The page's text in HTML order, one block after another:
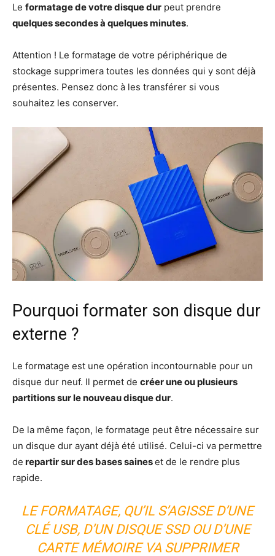
Le formatage de votre disque dur peut prendre
quelques secondes à quelques minutes.
Attention ! Le formatage de votre périphérique de
stockage supprimera toutes les données qui y sont déjà
présentes. Pensez donc à les transférer si vous
souhaitez les conserver.
Pourquoi formater son disque dur
externe ?
Le formatage est une opération incontournable pour un
disque dur neuf. Il permet de créer une ou plusieurs
partitions sur le nouveau disque dur.
De la même façon, le formatage peut être nécessaire sur
un disque dur ayant déjà été utilisé. Celui-ci va permettre
de repartir sur des bases saineset de le rendre plus
rapide.
LE FORMATAGE, QU’IL S’AGISSE D’UNE
CLÉ USB, D’UN DISQUE SSD OU D’UNE
CARTE MÉMOIRE VA SUPPRIMER